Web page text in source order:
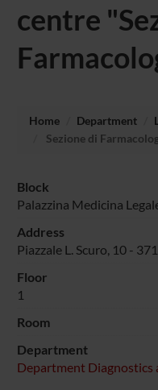
centre
Home Department
Sezione di
Block
Palazzina Medicina
Address
Piazzale L. Scuro, 10 -
Floor
1
Room
Department
Department Diagnostics